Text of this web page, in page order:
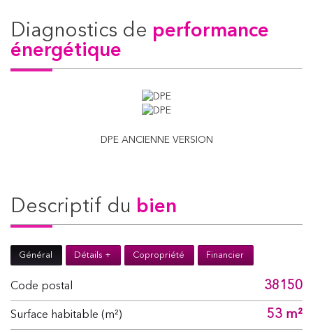
diagnostics de performance
énergétique
DPE ANCIENNE VERSION
descriptif du bien
Général Détails + Copropriété Financier
Code postal 38150
Surface habitable (m²) 53 m²